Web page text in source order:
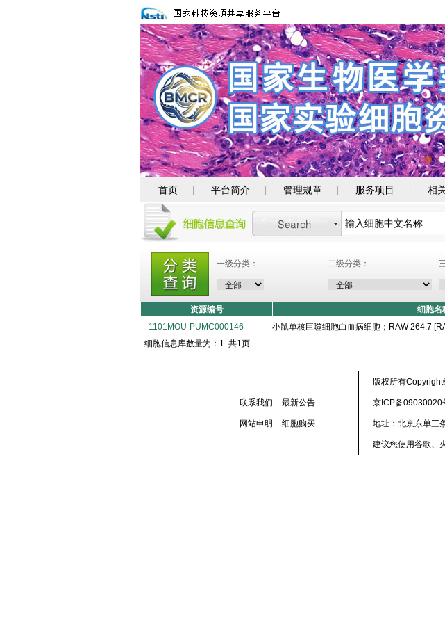
首页 平台简介 管理规章 服务项目 相
一级分类： 二级分类：
资源编号 细胞名
1101MOU-PUMC000146
小鼠单核巨噬细胞白血病细胞；RAW 264.7
细胞信息库数量为：1 共1页
联系我们 最新公告
网站申明 细胞购买
版权所有
京ICP备09030020
地址：北京东单三
建议您使用谷歌、